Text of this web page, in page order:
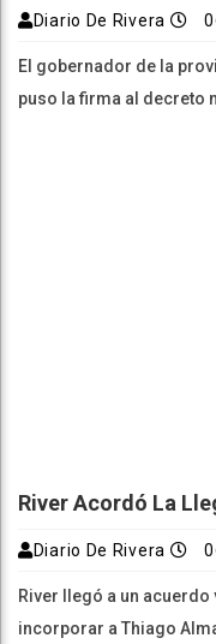
Diario De Rivera
El gobernador de la
puso la firma al decreto
River Acordó La
Diario De Rivera
River llegó a un
incorporar a Thiago